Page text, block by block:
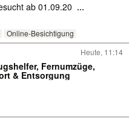
ab 01.09.20 ...
Online-Besichtigung
Heute, 11:14
Fernumzüge,
& Entsorgung